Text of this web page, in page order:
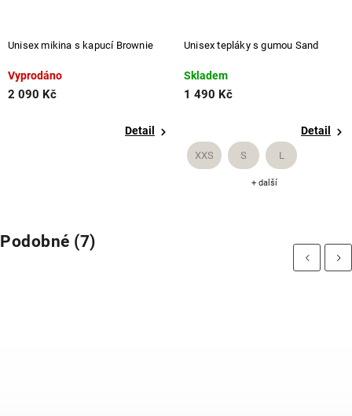
Unisex mikina s kapucí Brownie
Vyprodáno
2 090 Kč
Detail
Unisex tepláky s gumou Sand
Skladem
1 490 Kč
Detail
XXS S L
+ další
Podobné (7)
Previous Next